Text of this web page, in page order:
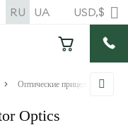
USD,$
RU UA
Оптические прицелы
Optics